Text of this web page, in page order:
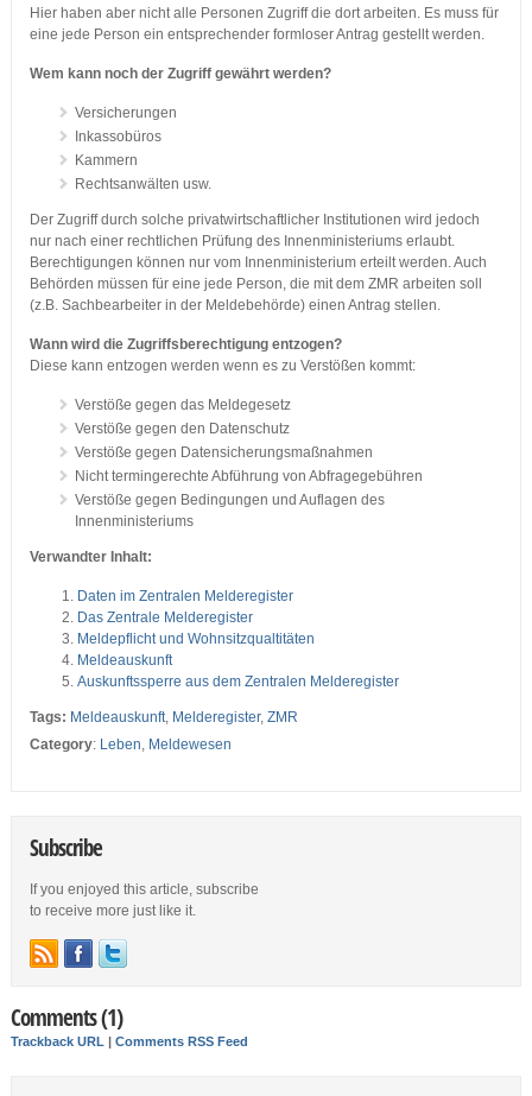
Hier haben aber nicht alle Personen Zugriff die dort arbeiten. Es muss für
eine jede Person ein entsprechender formloser Antrag gestellt werden.
Wem kann noch der Zugriff gewährt werden?
Versicherungen
Inkassobüros
Kammern
Rechtsanwälten usw.
Der Zugriff durch solche privatwirtschaftlicher Institutionen wird jedoch
nur nach einer rechtlichen Prüfung des Innenministeriums erlaubt.
Berechtigungen können nur vom Innenministerium erteilt werden. Auch
Behörden müssen für eine jede Person, die mit dem ZMR arbeiten soll
(z.B. Sachbearbeiter in der Meldebehörde) einen Antrag stellen.
Wann wird die Zugriffsberechtigung entzogen?
Diese kann entzogen werden wenn es zu Verstößen kommt:
Verstöße gegen das Meldegesetz
Verstöße gegen den Datenschutz
Verstöße gegen Datensicherungsmaßnahmen
Nicht termingerechte Abführung von Abfragegebühren
Verstöße gegen Bedingungen und Auflagen des
Innenministeriums
Verwandter Inhalt:
Daten im Zentralen Melderegister
Das Zentrale Melderegister
Meldepflicht und Wohnsitzqualtitäten
Meldeauskunft
Auskunftssperre aus dem Zentralen Melderegister
Tags: Meldeauskunft, Melderegister, ZMR
Category: Leben, Meldewesen
Subscribe
If you enjoyed this article, subscribe
to receive more just like it.
Comments (1)
Trackback URL | Comments RSS Feed